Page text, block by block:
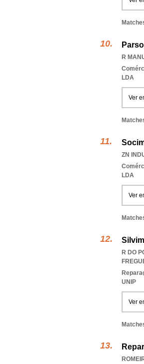
R
LDA
Ver
ZN
LDA
Ver
R DO
UNIP
Ver